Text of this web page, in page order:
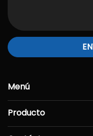
Menú
Producto